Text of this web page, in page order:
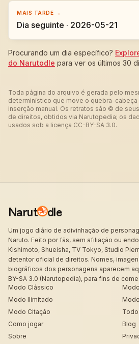
MAIS TARDE →
Dia seguinte · 2026-05-21
Procurando um dia específico?
do Narutodle para ver os últimos 30
Toda página do arquivo é gerada pelo
determinístico que move o quebra-cabeça
inserção manual. Os retratos são © de
de direitos, obtidos via Narutopedia; os
usados sob a licença CC-BY-SA 3.0.
Narut dle
Um jogo diário de adivinhação de
Naruto. Feito por fãs, sem afiliação ou
Kishimoto, Shueisha, TV Tokyo, Studio
detentor oficial de direitos. Nomes,
biográficos dos personagens aparecem
BY-SA 3.0 (Narutopedia), para fins de
Modo Clássico
Modo Ilimitado
Modo Citação
Como jogar
Blog
Sobre